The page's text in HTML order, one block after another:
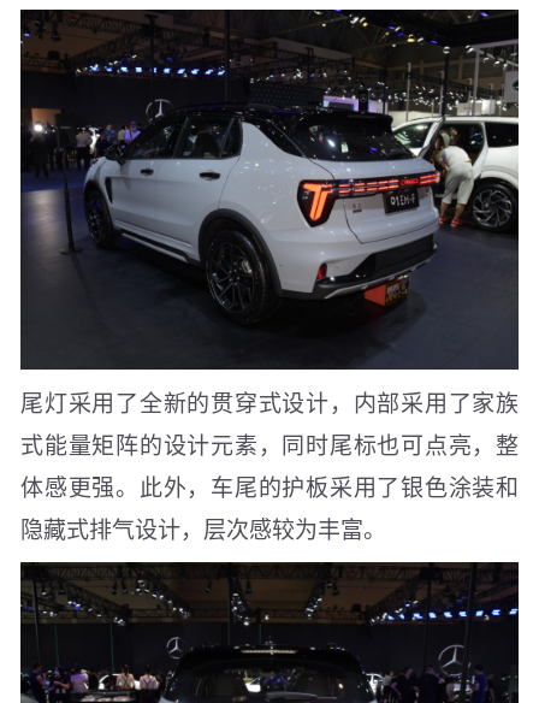
尾灯采用了全新的贯穿式设计，内部采用了家族
式能量矩阵的设计元素，同时尾标也可点亮，整
体感更强。此外，车尾的护板采用了银色涂装和
隐藏式排气设计，层次感较为丰富。